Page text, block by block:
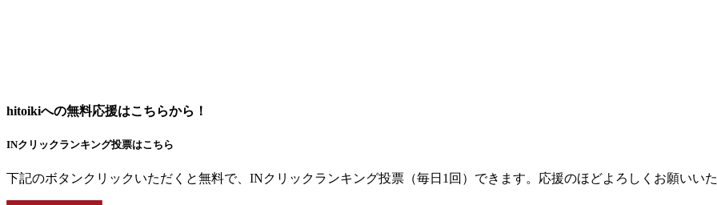
hitoikiへの無料応援はこちらから！
INクリックランキング投票はこちら
下記のボタンクリックいただくと無料で、INクリックランキング投票（毎日1回）できます。応援のほどよろしくお願いい